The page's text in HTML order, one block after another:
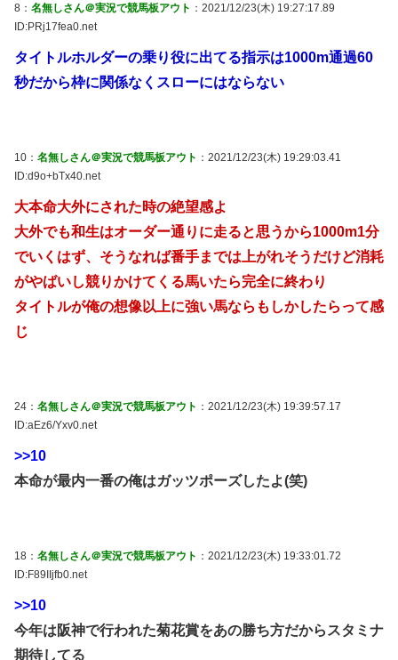
8： 名無しさん＠実況で競馬板アウト ：2021/12/23(木) 19:27:17.89
ID:PRj17fea0.net
タイトルホルダーの乗り役に出てる指示は1000m通過60
秒だから枠に関係なくスローにはならない
10： 名無しさん＠実況で競馬板アウト ：2021/12/23(木) 19:29:03.41
ID:d9o+bTx40.net
大本命大外にされた時の絶望感よ
大外でも和生はオーダー通りに走ると思うから1000m1分
でいくはず、そうなれば番手までは上がれそうだけど消耗
がやばいし競りかけてくる馬いたら完全に終わり
タイトルが俺の想像以上に強い馬ならもしかしたらって感
じ
24： 名無しさん＠実況で競馬板アウト ：2021/12/23(木) 19:39:57.17
ID:aEz6/Yxv0.net
>>10
本命が最内一番の俺はガッツポーズしたよ(笑)
18： 名無しさん＠実況で競馬板アウト ：2021/12/23(木) 19:33:01.72
ID:F89IIjfb0.net
>>10
今年は阪神で行われた菊花賞をあの勝ち方だからスタミナ
期待してる